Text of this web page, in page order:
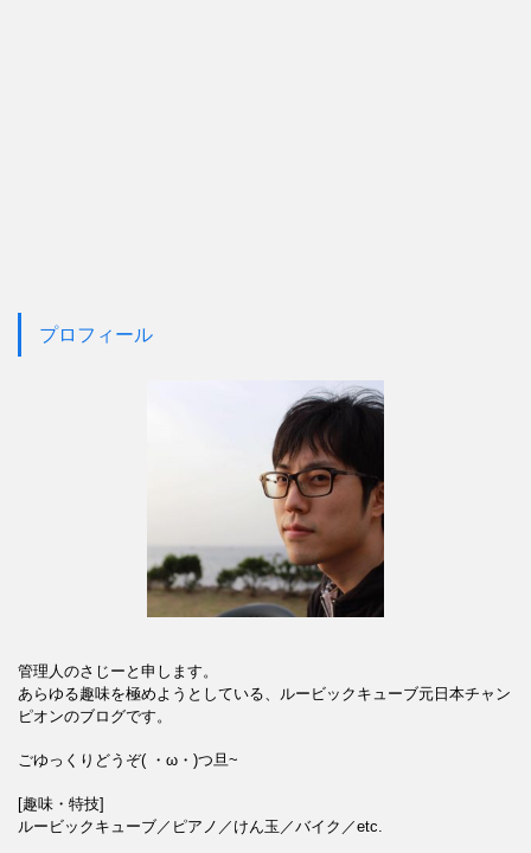
プロフィール
管理人のさじーと申します。
あらゆる趣味を極めようとしている、ルービックキューブ元日本チャン
ピオンのブログです。
ごゆっくりどうぞ( ・ω・)つ旦~
[趣味・特技]
ルービックキューブ／ピアノ／けん玉／バイク／etc.